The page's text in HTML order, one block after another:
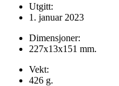
Utgitt:
1. januar 2023
Dimensjoner:
227x13x151 mm.
Vekt:
426 g.